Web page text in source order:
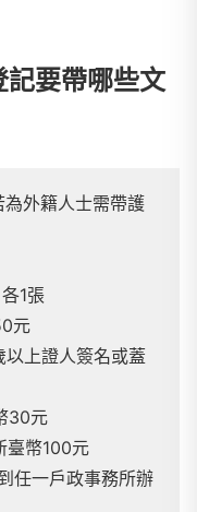
要帶哪些文
外籍人士需帶護
1張
元
上證人簽名或蓋
30元
臺幣100元
任一戶政事務所辦